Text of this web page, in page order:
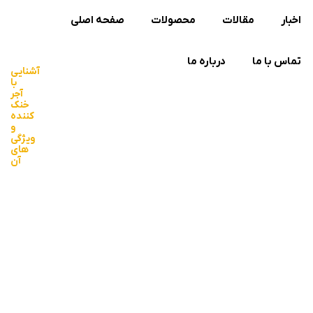
صفحه اصلی محصولات مقالات اخبار
درباره ما تماس با ما
آشنایی
با
آجر
خنک
کننده
و
ویژگی
های
آن